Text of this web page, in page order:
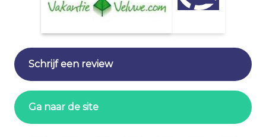
Schrijf een review
Ga naar de site